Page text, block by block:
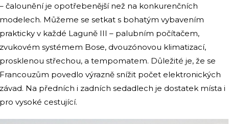
čalounění je opotřebenější než na konkurenčních
Můžeme se setkat s bohatým vybavením
v každé Laguně III – palubním počítačem,
systémem Bose, dvouzónovou klimatizací,
střechou, a tempomatem. Důležité je, že se
povedlo výrazně snížit počet elektronických
Na předních i zadních sedadlech je dostatek místa i
vysoké cestující.